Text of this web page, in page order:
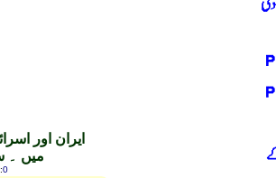
ایران اور
میں ۔
:0